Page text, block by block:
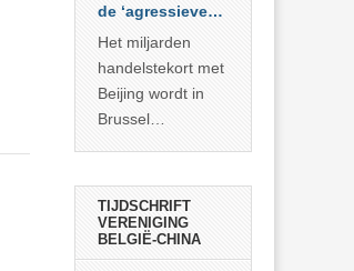
de ‘agressieve
schuldige’
Het miljarden
handelstekort met
Beijing wordt in
Brussel
economische
agressie. In
werkelijkheid
TIJDSCHRIFT
VERENIGING
BELGIË-CHINA